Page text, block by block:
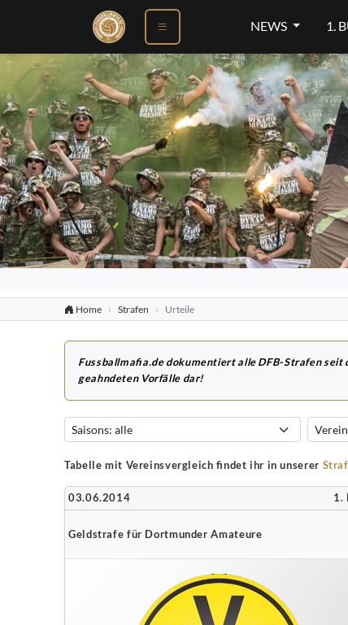
NEWS 1.
Home Strafen Urteile
Fussballmafia.de dokumentiert alle DFB-Strafen
geahndeten Vorfälle dar!
Tabelle mit Vereinsvergleich findet ihr in unserer
03.06.2014 1.
Geldstrafe für Dortmunder Amateure